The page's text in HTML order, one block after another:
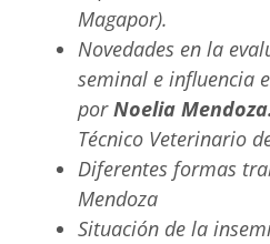
Magapor).
Novedades en la
seminal e influencia
porNoelia
Técnico Veterinario
Diferentes formas
Mendoza
Situación de la